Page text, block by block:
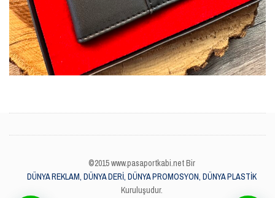
©2015 www.pasaportkabi.net Bir
DÜNYA REKLAM, DÜNYA DERİ, DÜNYA PROMOSYON, DÜNYA PLASTİK
Kuruluşudur.